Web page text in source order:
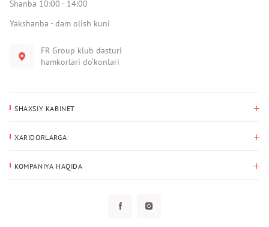
Shanba 10:00 - 14:00
Yakshanba - dam olish kuni
FR Group klub dasturi
hamkorlari do‘konlari
SHAXSIY KABINET
Yetkazib berish manzili
XARIDORLARGA
KOMPANIYA HAQIDA